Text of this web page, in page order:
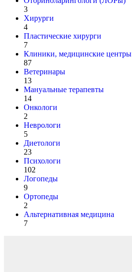
3
Хирурги
4
Пластические хирурги
7
Клиники, медицинские центры
87
Ветеринары
13
Мануальные терапевты
14
Онкологи
2
Неврологи
5
Диетологи
23
Психологи
102
Логопеды
9
Ортопеды
2
Альтернативная медицина
7